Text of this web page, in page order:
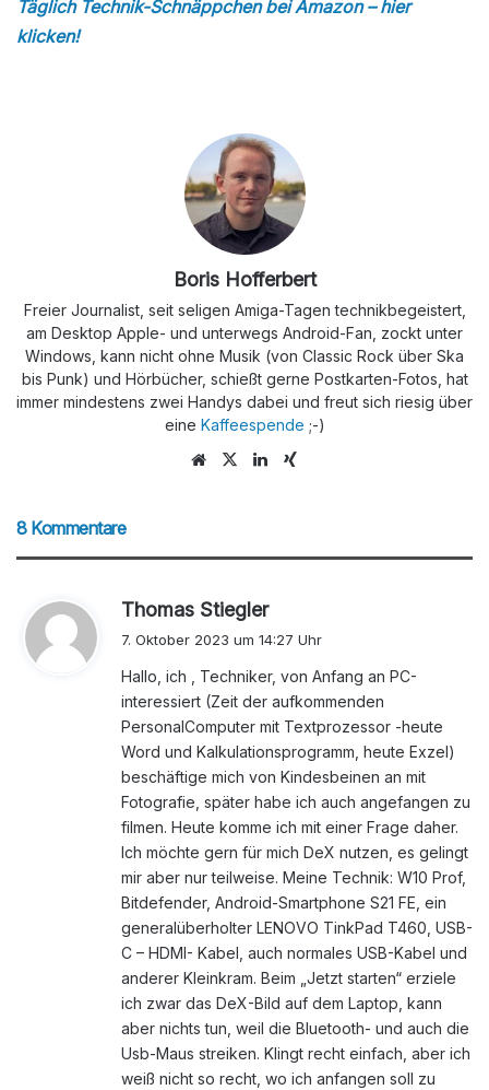
Täglich Technik-Schnäppchen bei Amazon – hier
klicken!
Boris Hofferbert
Freier Journalist, seit seligen Amiga-Tagen technikbegeistert,
am Desktop Apple- und unterwegs Android-Fan, zockt unter
Windows, kann nicht ohne Musik (von Classic Rock über Ska
bis Punk) und Hörbücher, schießt gerne Postkarten-Fotos, hat
immer mindestens zwei Handys dabei und freut sich riesig über
eine Kaffeespende ;-)
Webseite
X LinkedIn
8 Kommentare
Thomas Stieglers
t
7. Oktober 2023 um 14:27 Uhr
Hallo, ich , Techniker, von Anfang an PC-
interessiert (Zeit der aufkommenden
PersonalComputer mit Textprozessor -heute
Word und Kalkulationsprogramm, heute Exzel)
beschäftige mich von Kindesbeinen an mit
Fotografie, später habe ich auch angefangen zu
filmen. Heute komme ich mit einer Frage daher.
Ich möchte gern für mich DeX nutzen, es gelingt
mir aber nur teilweise. Meine Technik: W10 Prof,
Bitdefender, Android-Smartphone S21 FE, ein
generalüberholter LENOVO TinkPad T460, USB-
C – HDMI- Kabel, auch normales USB-Kabel und
anderer Kleinkram. Beim „Jetzt starten“ erziele
ich zwar das DeX-Bild auf dem Laptop, kann
aber nichts tun, weil die Bluetooth- und auch die
Usb-Maus streiken. Klingt recht einfach, aber ich
weiß nicht so recht, wo ich anfangen soll zu